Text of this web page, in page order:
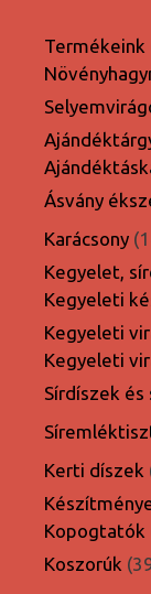
Termékeink
Ásvány
Karácsony
Kegyelet,
Kegyeleti
Kegyeleti
Kegyeleti
Sírdíszek és
Kerti díszek
Kopogtatók
Koszorúk